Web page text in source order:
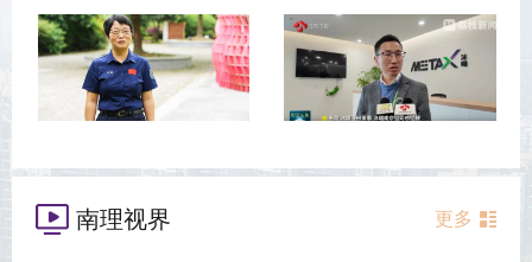
南理视界 更多